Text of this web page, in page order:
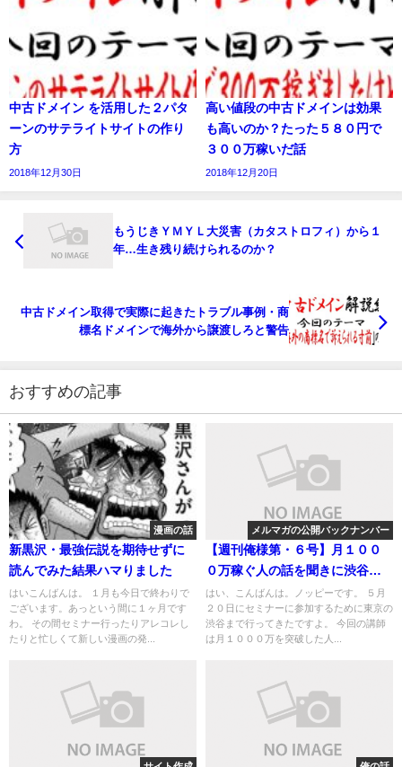
中古ドメイン を活用した２パタ
ーンのサテライトサイトの作り
方
2018年12月30日
高い値段の中古ドメインは効果
も高いのか？たった５８０円で
３００万稼いだ話
2018年12月20日
もうじきＹＭＹＬ大災害（カタストロフィ）から１
年…生き残り続けられるのか？
中古ドメイン取得で実際に起きたトラブル事例・商
標名ドメインで海外から譲渡しろと警告
おすすめの記事
漫画の話
新黒沢・最強伝説を期待せずに
読んでみた結果ハマりました
はいこんばんは。 １月も今日で終わりで
ございます。あっという間に１ヶ月です
わ。 その間セミナー行ったりアレコレし
たりと忙しくて新しい漫画の発...
メルマガの公開バックナンバー
【週刊俺様第・６号】月１００
０万稼ぐ人の話を聞きに渋谷ま
で行ってきた話
はい、こんばんは。ノッピーです。 ５月
２０日にセミナーに参加するために東京の
渋谷まで行ってきたですよ。 今回の講師
は月１０００万を突破した人...